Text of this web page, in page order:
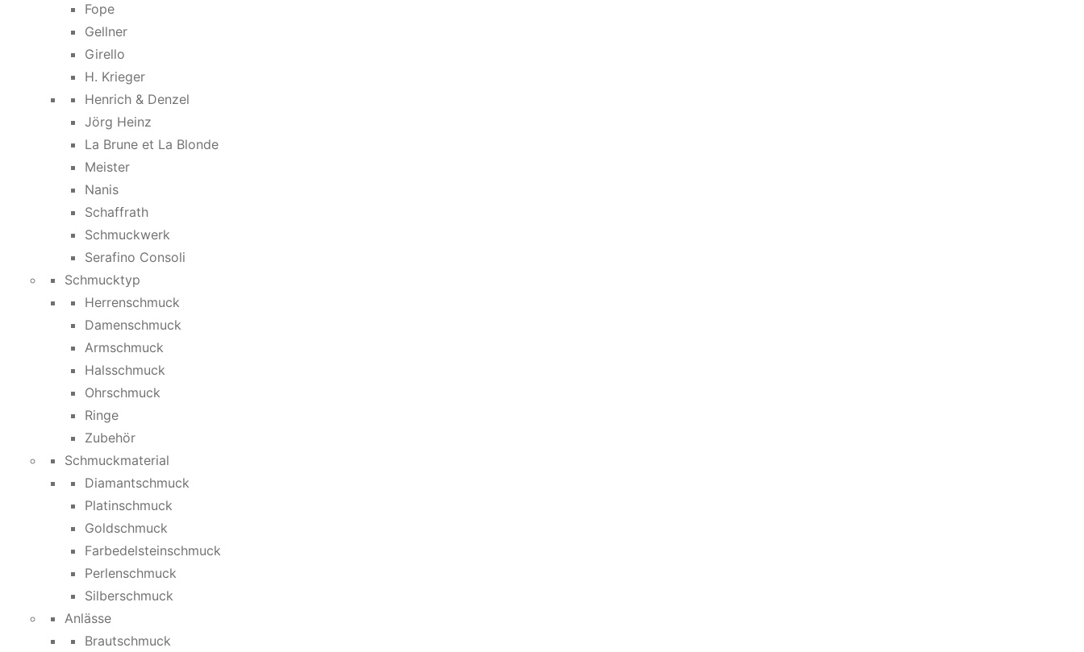
Fope
Gellner
Girello
H. Krieger
Henrich & Denzel
Jörg Heinz
La Brune et La Blonde
Meister
Nanis
Schaffrath
Schmuckwerk
Serafino Consoli
Schmucktyp
Herrenschmuck
Damenschmuck
Armschmuck
Halsschmuck
Ohrschmuck
Ringe
Zubehör
Schmuckmaterial
Diamantschmuck
Platinschmuck
Goldschmuck
Farbedelsteinschmuck
Perlenschmuck
Silberschmuck
Anlässe
Brautschmuck